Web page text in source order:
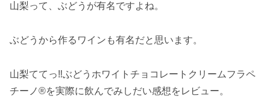
山梨って、ぶどうが有名ですよね。
ぶどうから作るワインも有名だと思います。
山梨ててっ‼ぶどうホワイトチョコレートクリームフラペ
チーノ®を実際に飲んでみしだい感想をレビュー。